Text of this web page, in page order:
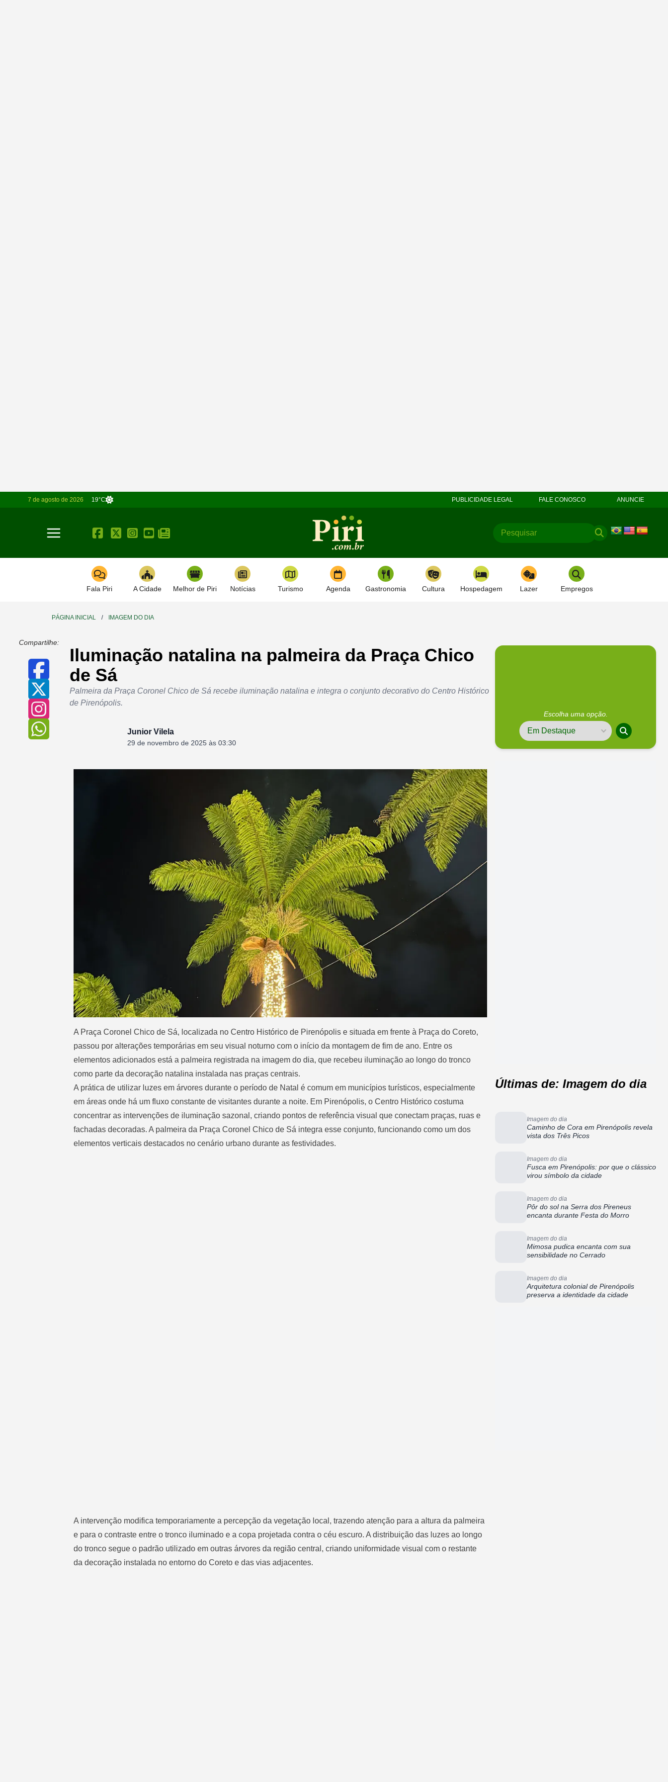
7 de agosto de 2026 19°C PUBLICIDADE LEGAL FALE CONOSCO ANUNCIE
Toggle navigation
Fala Piri A Cidade Melhor de Piri Notícias Turismo Agenda Gastronomia Cultura Hospedagem Lazer Empregos
PÁGINA INICIAL / IMAGEM DO DIA
Compartilhe:
Iluminação natalina na palmeira da Praça Chico
de Sá
Palmeira da Praça Coronel Chico de Sá recebe iluminação natalina e integra o conjunto decorativo do Centro Histórico
de Pirenópolis.
Junior Vilela
29 de novembro de 2025 às 03:30
A Praça Coronel Chico de Sá, localizada no Centro Histórico de Pirenópolis e situada em frente à Praça do Coreto,
passou por alterações temporárias em seu visual noturno com o início da montagem de fim de ano. Entre os
elementos adicionados está a palmeira registrada na imagem do dia, que recebeu iluminação ao longo do tronco
como parte da decoração natalina instalada nas praças centrais.
A prática de utilizar luzes em árvores durante o período de Natal é comum em municípios turísticos, especialmente
em áreas onde há um fluxo constante de visitantes durante a noite. Em Pirenópolis, o Centro Histórico costuma
concentrar as intervenções de iluminação sazonal, criando pontos de referência visual que conectam praças, ruas e
fachadas decoradas. A palmeira da Praça Coronel Chico de Sá integra esse conjunto, funcionando como um dos
elementos verticais destacados no cenário urbano durante as festividades.
A intervenção modifica temporariamente a percepção da vegetação local, trazendo atenção para a altura da palmeira
e para o contraste entre o tronco iluminado e a copa projetada contra o céu escuro. A distribuição das luzes ao longo
do tronco segue o padrão utilizado em outras árvores da região central, criando uniformidade visual com o restante
da decoração instalada no entorno do Coreto e das vias adjacentes.
Escolha uma opção.
Últimas de: Imagem do dia
Imagem do dia
Caminho de Cora em Pirenópolis revela
vista dos Três Picos
Imagem do dia
Fusca em Pirenópolis: por que o clássico
virou símbolo da cidade
Imagem do dia
Pôr do sol na Serra dos Pireneus
encanta durante Festa do Morro
Imagem do dia
Mimosa pudica encanta com sua
sensibilidade no Cerrado
Imagem do dia
Arquitetura colonial de Pirenópolis
preserva a identidade da cidade